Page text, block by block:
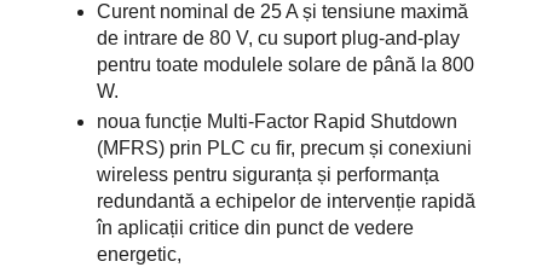
Curent nominal de 25 A și tensiune maximă
de intrare de 80 V, cu suport plug-and-play
pentru toate modulele solare de până la 800
W.
noua funcție Multi-Factor Rapid Shutdown
(MFRS) prin PLC cu fir, precum și conexiuni
wireless pentru siguranța și performanța
redundantă a echipelor de intervenție rapidă
în aplicații critice din punct de vedere
energetic,